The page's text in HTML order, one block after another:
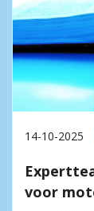
14-10-2025
voor